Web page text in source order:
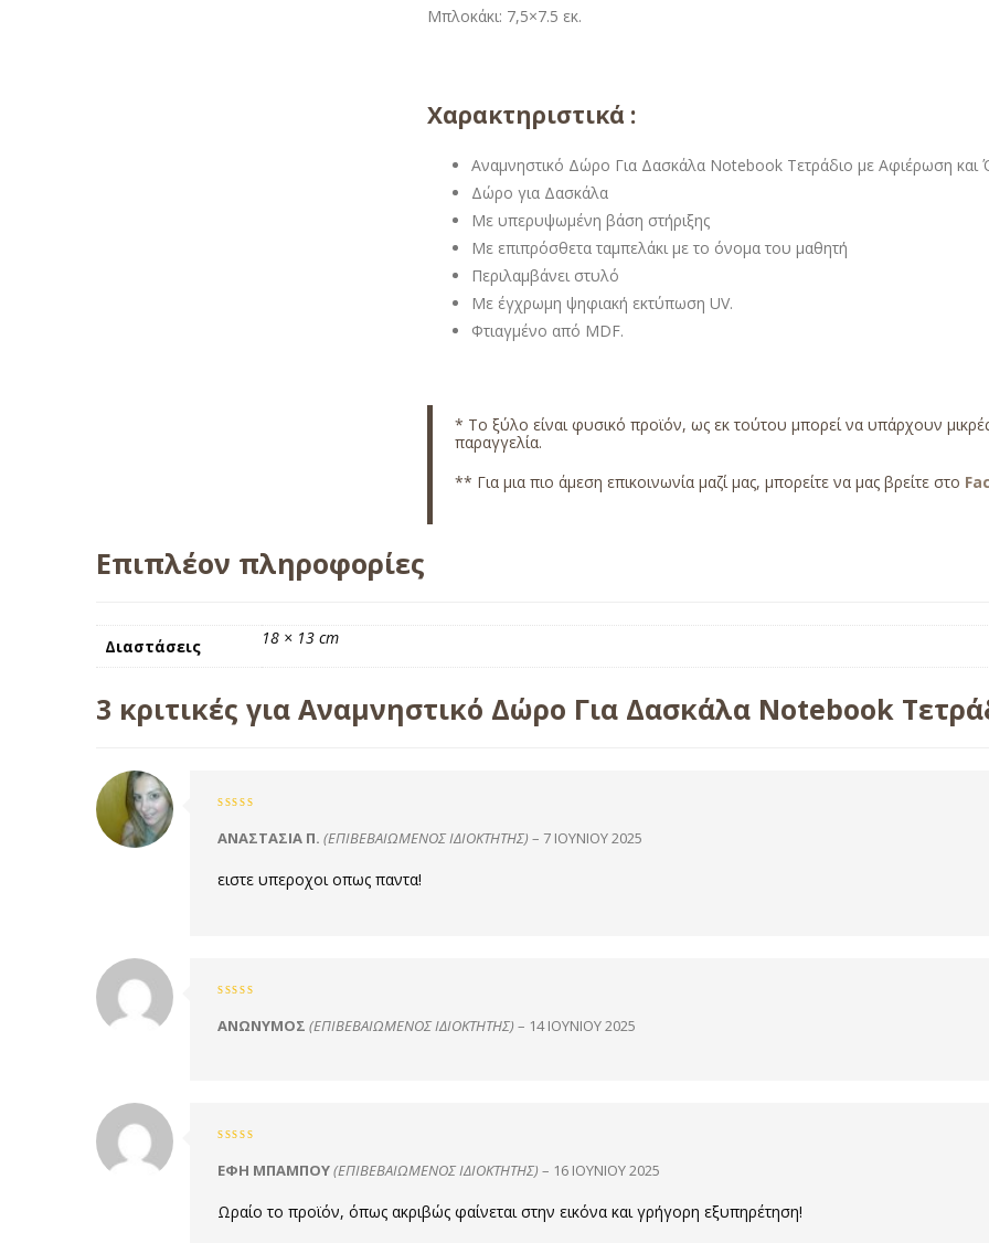
Μπλοκάκι: 7,5×7.5 εκ.
Χαρακτηριστικά :
Αναμνηστικό Δώρο Για Δασκάλα Notebook Τετράδιο με Αφιέρωση και
Δώρο για Δασκάλα
Με υπερυψωμένη βάση στήριξης
Με επιπρόσθετα ταμπελάκι με το όνομα του μαθητή
Περιλαμβάνει στυλό
Με έγχρωμη ψηφιακή εκτύπωση UV.
Φτιαγμένο από MDF.
* Το ξύλο είναι φυσικό προϊόν, ως εκ τούτου μπορεί να υπάρχουν
παραγγελία.
** Για μια πιο άμεση επικοινωνία μαζί μας, μπορείτε να μας βρείτε στο
Επιπλέον πληροφορίες
Διαστάσεις 18 × 13 cm
3 κριτικές για Αναμνηστικό Δώρο Για Δασκάλα Notebook
5
ΑΝΑΣΤΑΣΊΑ Π. (ΕΠΙΒΕΒΑΙΩΜΈΝΟΣ ΙΔΙΟΚΤΉΤΗΣ) – 7 ΙΟΥΝΊΟΥ 2025
ειστε υπεροχοι οπως παντα!
από 5
ΑΝΏΝΥΜΟΣ (ΕΠΙΒΕΒΑΙΩΜΈΝΟΣ ΙΔΙΟΚΤΉΤΗΣ) – 14 ΙΟΥΝΊΟΥ 2025
5
ΈΦΗ ΜΠΑΜΠΟΥ(ΕΠΙΒΕΒΑΙΩΜΈΝΟΣ ΙΔΙΟΚΤΉΤΗΣ) – 16 ΙΟΥΝΊΟΥ 2025
Ωραίο το προϊόν, όπως ακριβώς φαίνεται στην εικόνα και γρήγορη εξυπηρέτηση!